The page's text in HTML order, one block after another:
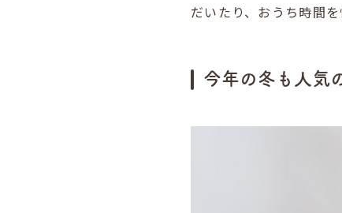
だいたり、おうち時間
今年の冬も人気